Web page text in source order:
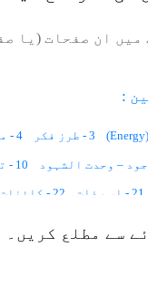
ان صفحات (یا
:
3 - طرز فکر 4 - ممتاز معاشرہ
10 - تحقیق اور تلاش
21 - اسم ذات 22 - کائنات ایک کنبہ ہے
سے مطلع کریں۔